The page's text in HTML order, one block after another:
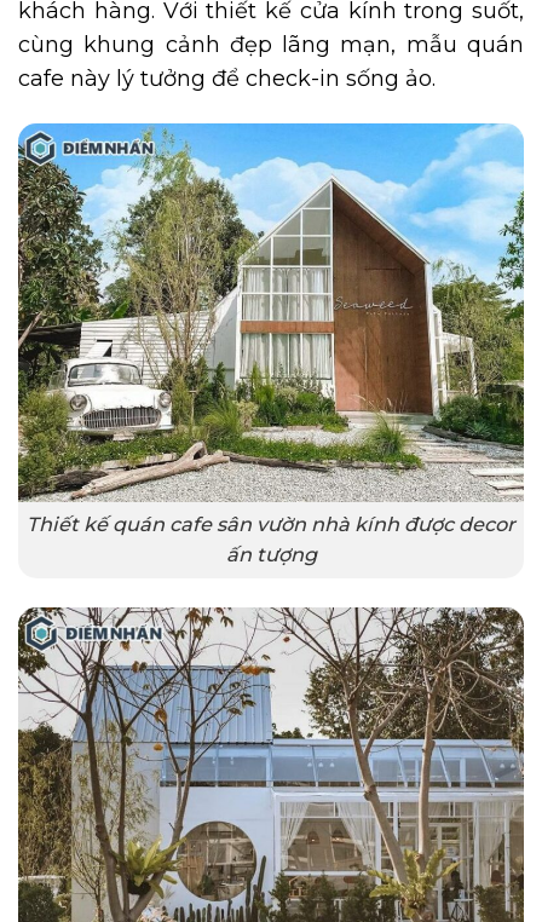
khách hàng. Với thiết kế cửa kính trong suốt,
cùng khung cảnh đẹp lãng mạn, mẫu quán
cafe này lý tưởng để check-in sống ảo.
Thiết kế quán cafe sân vườn nhà kính được decor
ấn tượng